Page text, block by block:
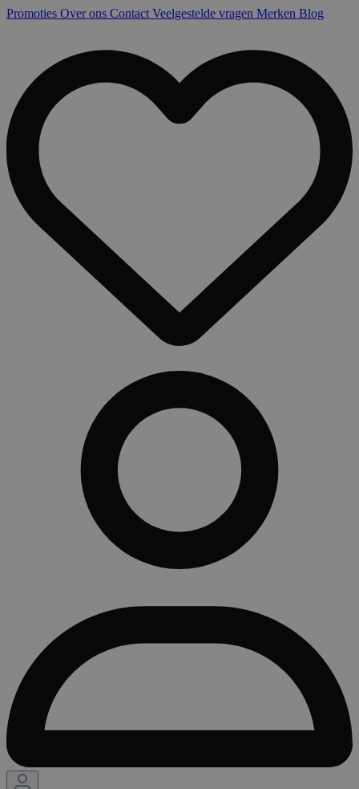
Promoties Over ons Contact Veelgestelde vragen Merken Blog